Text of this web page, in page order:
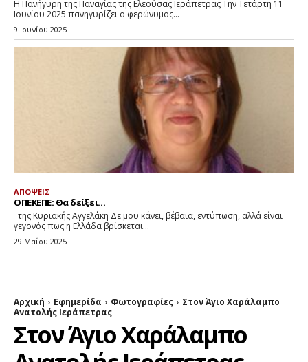
Η Πανήγυρη της Παναγίας της Ελεούσας Ιεράπετρας Την Τετάρτη 11
Ιουνίου 2025 πανηγυρίζει ο φερώνυμος...
9 Ιουνίου 2025
ΑΠΟΨΕΙΣ
ΟΠΕΚΕΠΕ: Θα δείξει…
γεγονός πως η Ελλάδα βρίσκεται...
29 Μαΐου 2025